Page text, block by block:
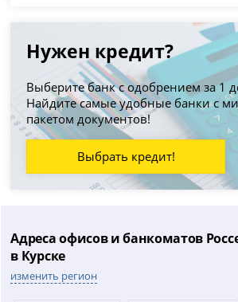
Нужен кредит?
Выберите банк с одобрением за 1
Найдите самые удобные банки с
пакетом документов!
Выбрать кредит!
Адреса офисов и банкоматов
в Курске
изменить регион